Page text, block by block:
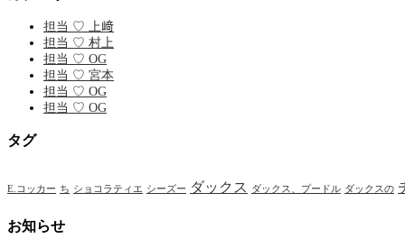
担当 ♡ 上﨑
担当 ♡ 村上
担当 ♡ OG
担当 ♡ 宮本
担当 ♡ OG
担当 ♡ OG
タグ
E.コッカー ち ショコラティエ シーズー ダックス ダックス、プードル ダックスの
お知らせ